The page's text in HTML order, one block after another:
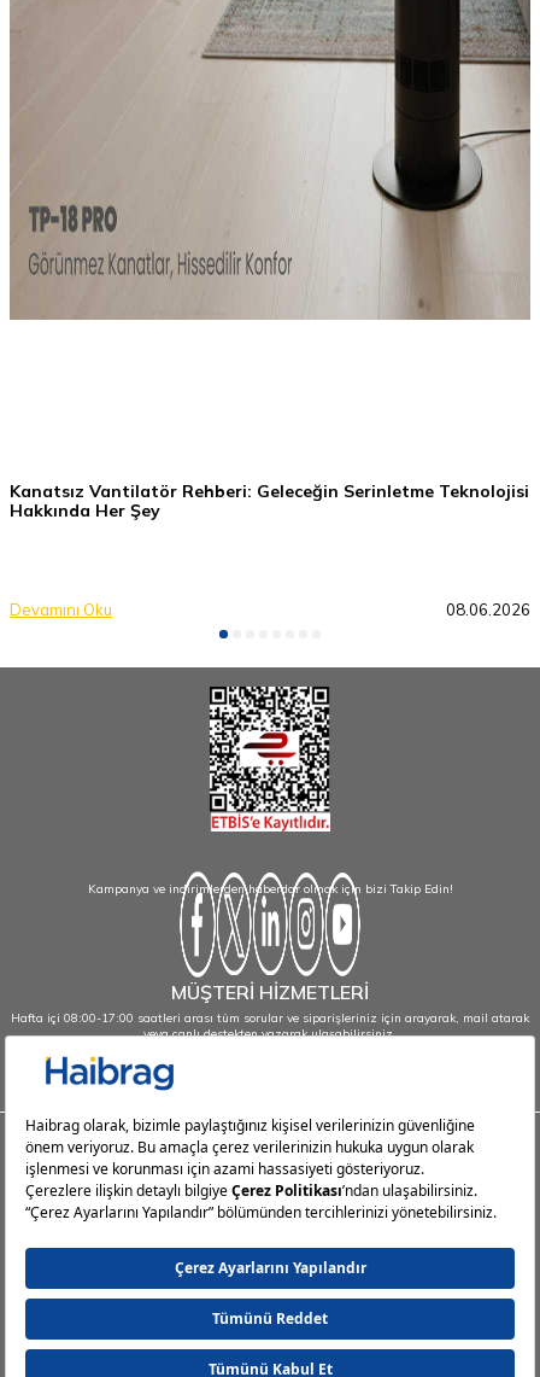
Kanatsız Vantilatör Rehberi: Geleceğin Serinletme Teknolojisi
Hakkında Her Şey
Devamını Oku 08.06.2026
Kampanya ve indirimlerden haberdar olmak için bizi Takip Edin!
MÜŞTERİ HİZMETLERİ
Hafta içi 08:00-17:00 saatleri arası tüm sorular ve siparişleriniz için arayarak, mail atarak
veya canlı destekten yazarak ulaşabilirsiniz.
info@haibrag.com - 0850 532 43 23
Haibrag.com
Kategoriler
Popüler Sayfalar